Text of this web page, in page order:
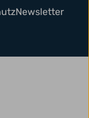
Newsletter